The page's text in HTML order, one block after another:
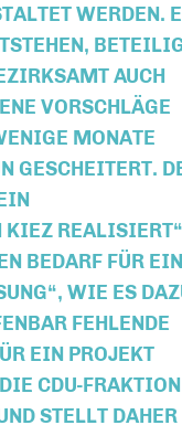
WERDEN. EIN
BETEILIGT
AUCH ANWOH
EINGE
MONATE SPÄTE
DER
UND S
FÜR EINE
ES DAZU
PERSON
DIESER
AKZEPTI
DAHER EINE GR